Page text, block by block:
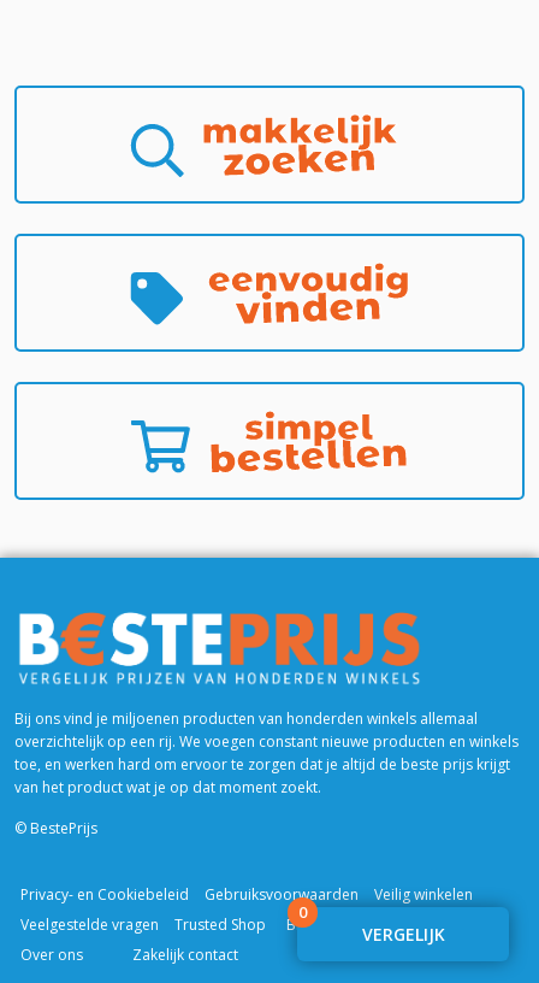
Bij ons vind je miljoenen producten van honderden winkels allemaal
overzichtelijk op een rij. We voegen constant nieuwe producten en winkels
toe, en werken hard om ervoor te zorgen dat je altijd de beste prijs krijgt
van het product wat je op dat moment zoekt.
© BestePrijs
Privacy- en Cookiebeleid Gebruiksvoorwaarden
Veilig winkelen
Veelgestelde vragen
Trusted Shop
Blogs & Reviews
Over ons
Zakelijk contact
0
VERGELIJK